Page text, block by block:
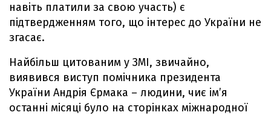
навіть платили за свою участь) є
підтвердженням того, що інтерес до України не
згасає.
Найбільш цитованим у ЗМІ, звичайно,
виявився виступ помічника президента
України Андрія Єрмака – людини, чиє ім’я
останні місяці було на сторінках міжнародної